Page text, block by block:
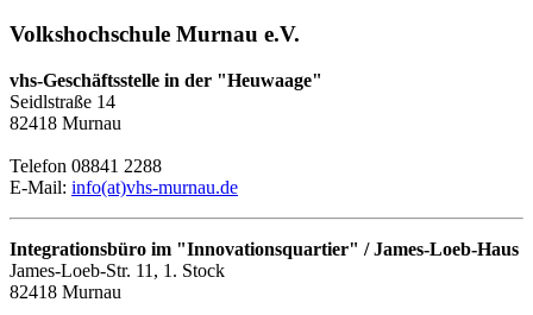
Volkshochschule Murnau e.V.
vhs-Geschäftsstelle in der "Heuwaage"
Seidlstraße 14
82418 Murnau
Telefon 08841 2288
E-Mail: info(at)vhs-murnau.de
Integrationsbüro im "Innovationsquartier" / James-Loeb-Haus
James-Loeb-Str. 11, 1. Stock
82418 Murnau